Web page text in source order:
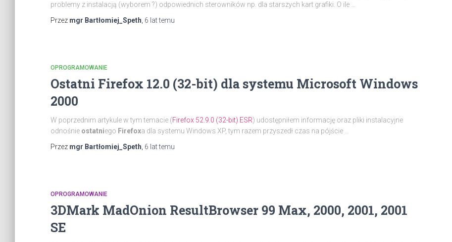
problemy z instalacją (wyborem ?) odpowiednich sterowników np. dla starszych kart grafiki. O ile …
Przez mgr Bartłomiej_Speth 6 lattemu
OPROGRAMOWANIE
Ostatni Firefox 12.0 (32-bit) dla systemu Microsoft Windows
2000
W poprzednim artykule w tym temacie (Firefox 52.9.0 (32-bit) ESR) udostępniłem informację oraz pliki instalacyjne
odnośnie ostatniego Firefoxa dla systemu Windows XP, tym razem przyszedł czas na pójście …
Przez mgr Bartłomiej_Speth 6 lattemu
OPROGRAMOWANIE
3DMark MadOnion ResultBrowser 99 Max, 2000, 2001, 2001
SE